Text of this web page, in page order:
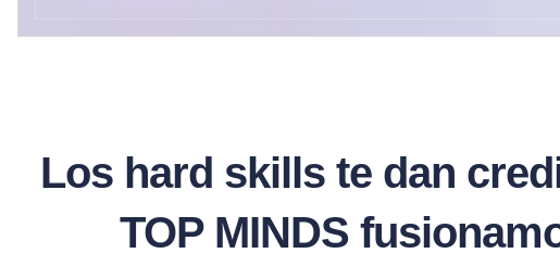
Los hard skills te dan
TOP MINDS